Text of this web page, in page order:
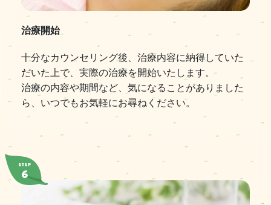
治療開始
十分なカウンセリング後、治療内容に納得していた
だいた上で、実際の治療を開始いたします。
治療の内容や期間など、気になることがありました
ら、いつでもお気軽にお尋ねください。